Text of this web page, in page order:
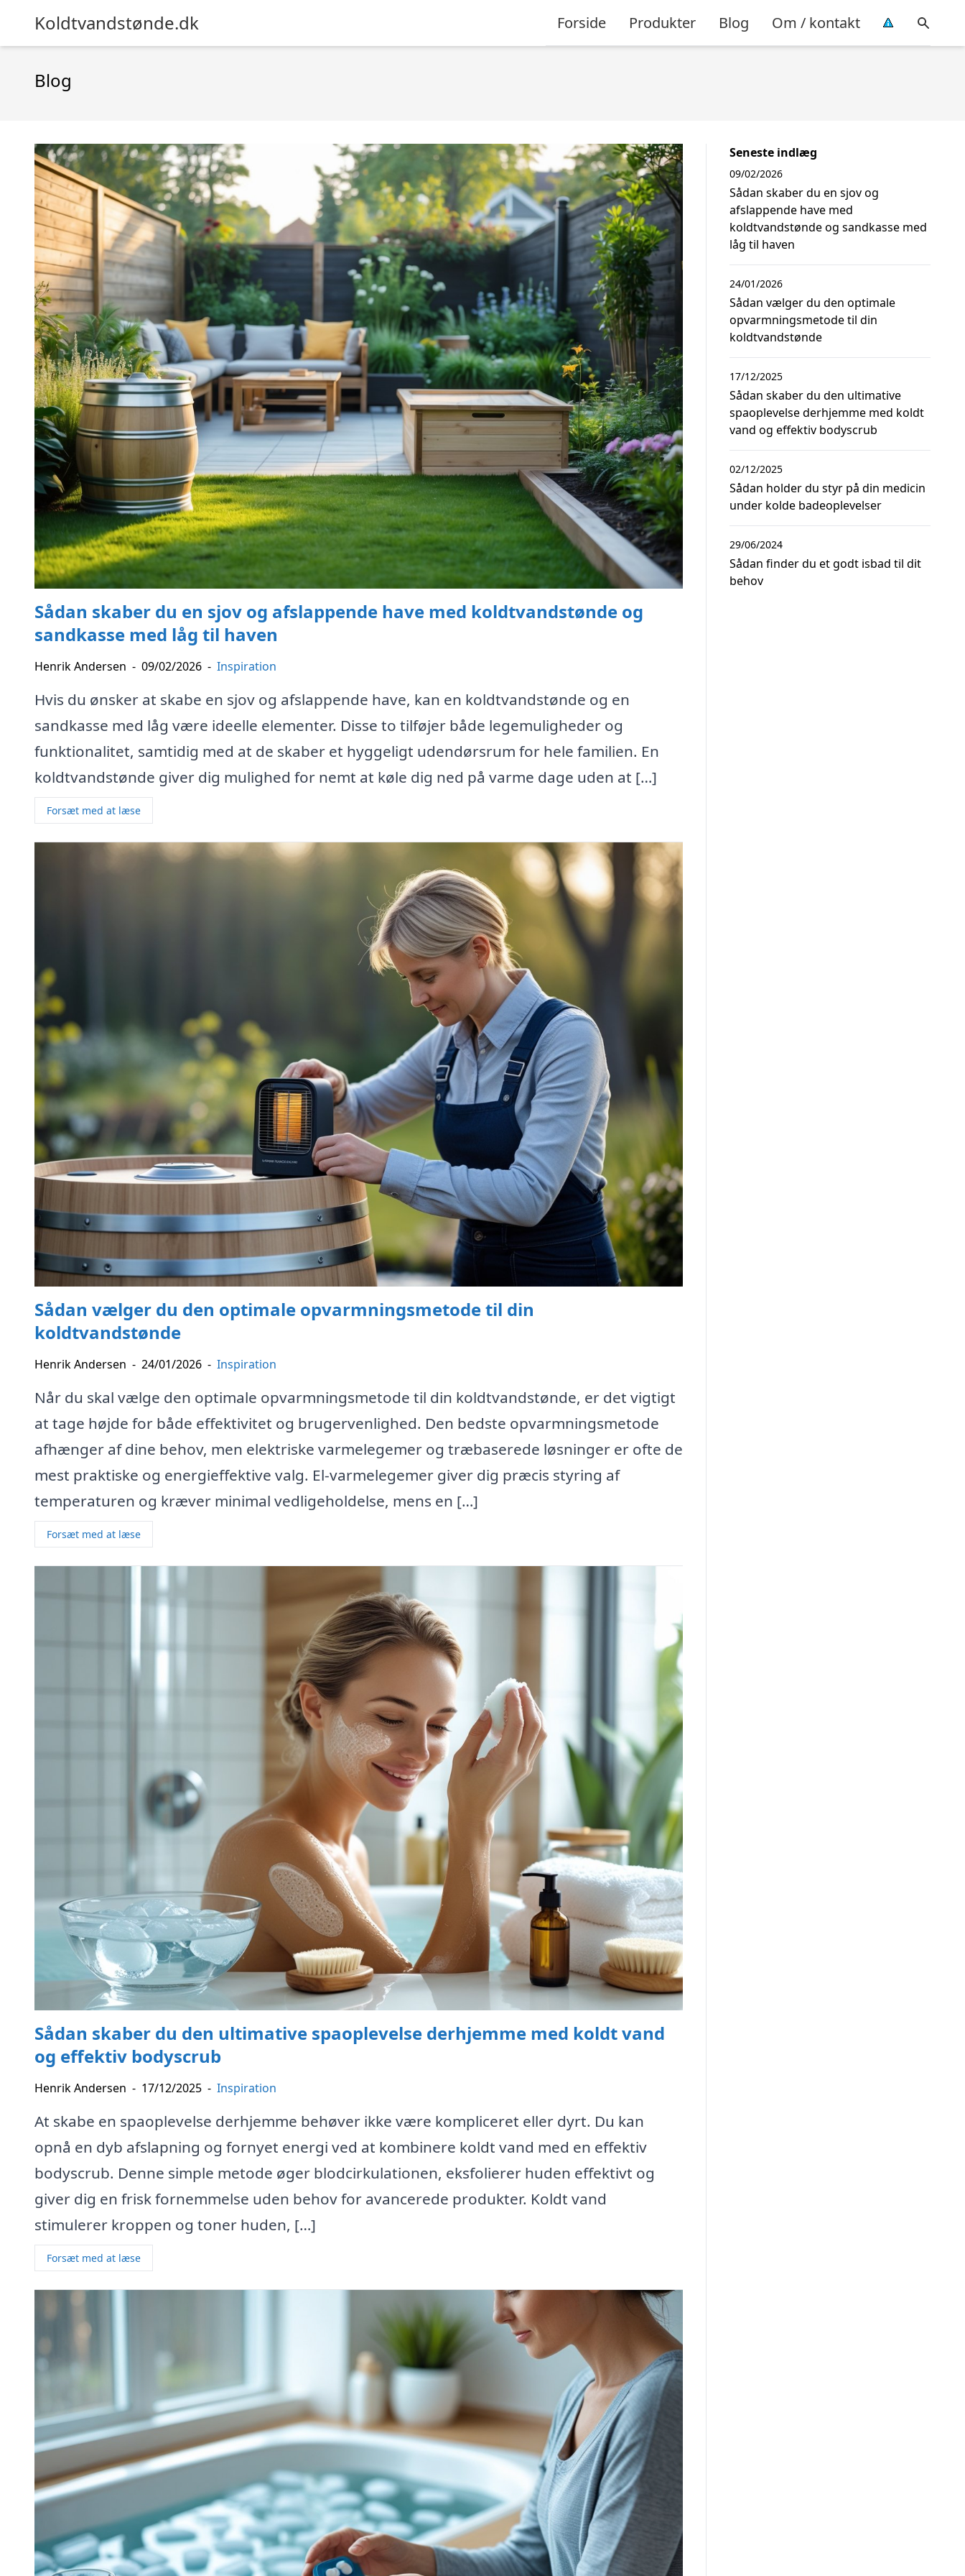
Koldtvandstønde.dk Forside Produkter Blog Om / kontakt
Blog
Sådan skaber du en sjov og afslappende have med koldtvandstønde og
sandkasse med låg til haven
Henrik Andersen - 09/02/2026 - Inspiration
Hvis du ønsker at skabe en sjov og afslappende have, kan en koldtvandstønde og en
sandkasse med låg være ideelle elementer. Disse to tilføjer både legemuligheder og
funktionalitet, samtidig med at de skaber et hyggeligt udendørsrum for hele familien. En
koldtvandstønde giver dig mulighed for nemt at køle dig ned på varme dage uden at […]
Forsæt med at læse
Sådan vælger du den optimale opvarmningsmetode til din
koldtvandstønde
Henrik Andersen - 24/01/2026 - Inspiration
Når du skal vælge den optimale opvarmningsmetode til din koldtvandstønde, er det vigtigt
at tage højde for både effektivitet og brugervenlighed. Den bedste opvarmningsmetode
afhænger af dine behov, men elektriske varmelegemer og træbaserede løsninger er ofte de
mest praktiske og energieffektive valg. El-varmelegemer giver dig præcis styring af
temperaturen og kræver minimal vedligeholdelse, mens en […]
Forsæt med at læse
Sådan skaber du den ultimative spaoplevelse derhjemme med koldt vand
og effektiv bodyscrub
Henrik Andersen - 17/12/2025 - Inspiration
At skabe en spaoplevelse derhjemme behøver ikke være kompliceret eller dyrt. Du kan
opnå en dyb afslapning og fornyet energi ved at kombinere koldt vand med en effektiv
bodyscrub. Denne simple metode øger blodcirkulationen, eksfolierer huden effektivt og
giver dig en frisk fornemmelse uden behov for avancerede produkter. Koldt vand
stimulerer kroppen og toner huden, […]
Forsæt med at læse
Seneste indlæg
Sådan skaber du en sjov og
afslappende have med
koldtvandstønde og sandkasse med
låg til haven
09/02/2026
Sådan vælger du den optimale
opvarmningsmetode til din
koldtvandstønde
24/01/2026
Sådan skaber du den ultimative
spaoplevelse derhjemme med koldt
vand og effektiv bodyscrub
17/12/2025
Sådan holder du styr på din medicin
under kolde badeoplevelser
02/12/2025
Sådan finder du et godt isbad til dit
behov
29/06/2024